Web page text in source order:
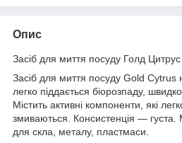
Опис
Засіб для миття посуду Голд
Засіб для миття посуду Gold Cytrus
легко піддається біорозпаду,
Містить активні компоненти, які
змиваються. Консистенція — густа.
для скла, металу, пластмаси.